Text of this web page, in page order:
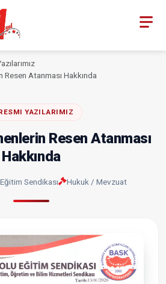
Atanması Hakkında
YAZILARIMIZ
Resen Atanması
Hakkında
Sendikası Hukuk / Mevzuat